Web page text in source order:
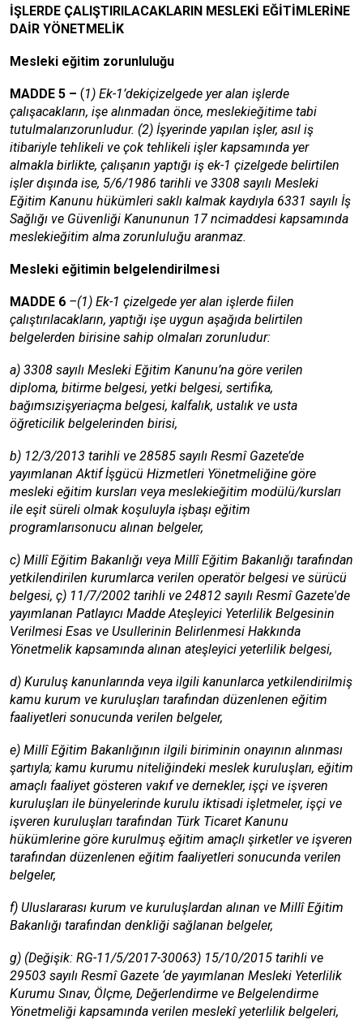
İŞLERDE ÇALIŞTIRILACAKLARIN MESLEKİ EĞİTİMLERİNE
DAİR YÖNETMELİK
Mesleki eğitim zorunluluğu
MADDE 5 – (1) Ek-1’dekiçizelgede yer alan işlerde
çalışacakların, işe alınmadan önce, meslekieğitime tabi
tutulmalarızorunludur. (2) İşyerinde yapılan işler, asıl iş
itibariyle tehlikeli ve çok tehlikeli işler kapsamında yer
almakla birlikte, çalışanın yaptığı iş ek-1 çizelgede belirtilen
işler dışında ise, 5/6/1986 tarihli ve 3308 sayılı Mesleki
Eğitim Kanunu hükümleri saklı kalmak kaydıyla 6331 sayılı İş
Sağlığı ve Güvenliği Kanununun 17 ncimaddesi kapsamında
meslekieğitim alma zorunluluğu aranmaz.
Mesleki eğitimin belgelendirilmesi
MADDE 6 –(1) Ek-1 çizelgede yer alan işlerde fiilen
çalıştırılacakların, yaptığı işe uygun aşağıda belirtilen
belgelerden birisine sahip olmaları zorunludur:
a) 3308 sayılı Mesleki Eğitim Kanunu’na göre verilen
diploma, bitirme belgesi, yetki belgesi, sertifika,
bağımsızişyeriaçma belgesi, kalfalık, ustalık ve usta
öğreticilik belgelerinden birisi,
b) 12/3/2013 tarihli ve 28585 sayılı Resmî Gazete’de
yayımlanan Aktif İşgücü Hizmetleri Yönetmeliğine göre
mesleki eğitim kursları veya meslekieğitim modülü/kursları
ile eşit süreli olmak koşuluyla işbaşı eğitim
programlarısonucu alınan belgeler,
c) Millî Eğitim Bakanlığı veya Millî Eğitim Bakanlığı tarafından
yetkilendirilen kurumlarca verilen operatör belgesi ve sürücü
belgesi, ç) 11/7/2002 tarihli ve 24812 sayılı Resmî Gazete'de
yayımlanan Patlayıcı Madde Ateşleyici Yeterlilik Belgesinin
Verilmesi Esas ve Usullerinin Belirlenmesi Hakkında
Yönetmelik kapsamında alınan ateşleyici yeterlilik belgesi,
d) Kuruluş kanunlarında veya ilgili kanunlarca yetkilendirilmiş
kamu kurum ve kuruluşları tarafından düzenlenen eğitim
faaliyetleri sonucunda verilen belgeler,
e) Millî Eğitim Bakanlığının ilgili biriminin onayının alınması
şartıyla; kamu kurumu niteliğindeki meslek kuruluşları, eğitim
amaçlı faaliyet gösteren vakıf ve dernekler, işçi ve işveren
kuruluşları ile bünyelerinde kurulu iktisadi işletmeler, işçi ve
işveren kuruluşları tarafından Türk Ticaret Kanunu
hükümlerine göre kurulmuş eğitim amaçlı şirketler ve işveren
tarafından düzenlenen eğitim faaliyetleri sonucunda verilen
belgeler,
f) Uluslararası kurum ve kuruluşlardan alınan ve Millî Eğitim
Bakanlığı tarafından denkliği sağlanan belgeler,
g) (Değişik: RG-11/5/2017-30063) 15/10/2015 tarihli ve
29503 sayılı Resmî Gazete ‘de yayımlanan Mesleki Yeterlilik
Kurumu Sınav, Ölçme, Değerlendirme ve Belgelendirme
Yönetmeliği kapsamında verilen meslekî yeterlilik belgeleri,